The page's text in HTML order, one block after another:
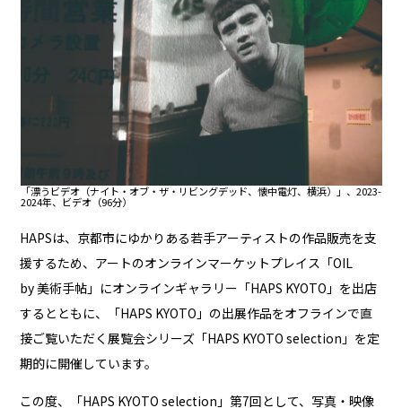
「漂うビデオ（ナイト・オブ・ザ・リビングデッド、懐中電灯、横浜）」、2023-
2024年、ビデオ（96分）
HAPSは、京都市にゆかりある若手アーティストの作品販売を支
援するため、アートのオンラインマーケットプレイス「OIL
by 美術手帖 」にオンラインギャラリー「HAPS KYOTO 」を出店
するとともに、「HAPS KYOTO」の出展作品をオフラインで直
接ご覧いただく展覧会シリーズ「HAPS KYOTO selection 」を定
期的に開催しています。
この度、「HAPS KYOTO selection」第7回として、写真・映像